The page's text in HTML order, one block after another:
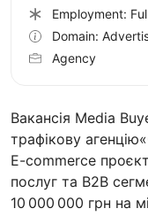
Вакансія Media
трафікову
E-commerce
послуг та B2B
10 000 000 грн на
Employment:
Domain:
Agency